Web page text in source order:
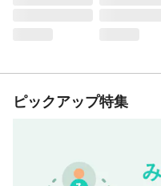
ピックアップ特集